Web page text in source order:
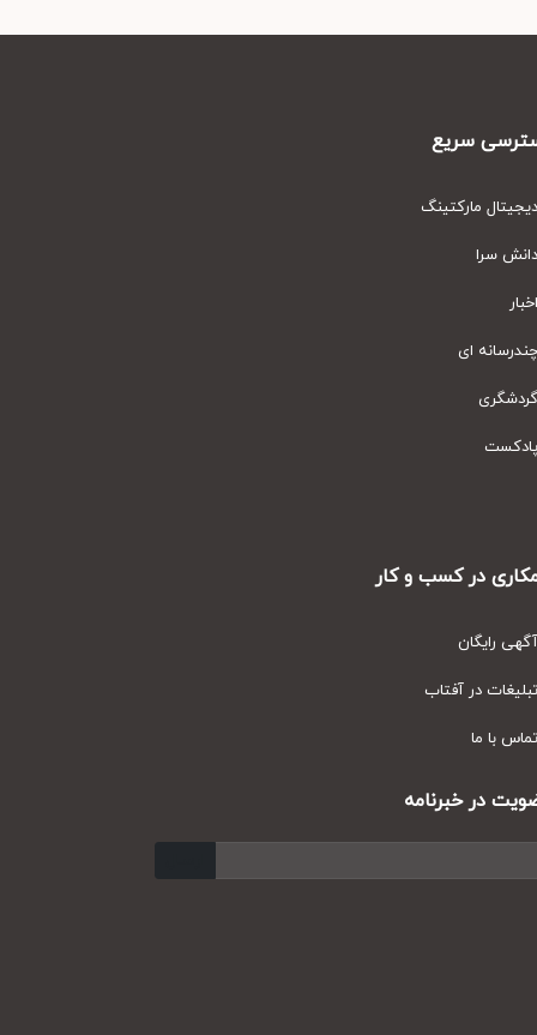
سریع
مارکتینگ
سرا
ای
در کسب و کار
رایگان
در آفتاب
با ما
در خبرنامه